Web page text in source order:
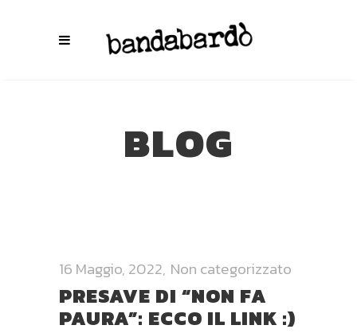
BLOG
16 Maggio, 2022 Non categorizzato
PRESAVE DI “NON FA
PAURA”: ECCO IL LINK :)